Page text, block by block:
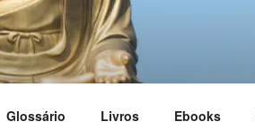
Glossário Livros Ebooks